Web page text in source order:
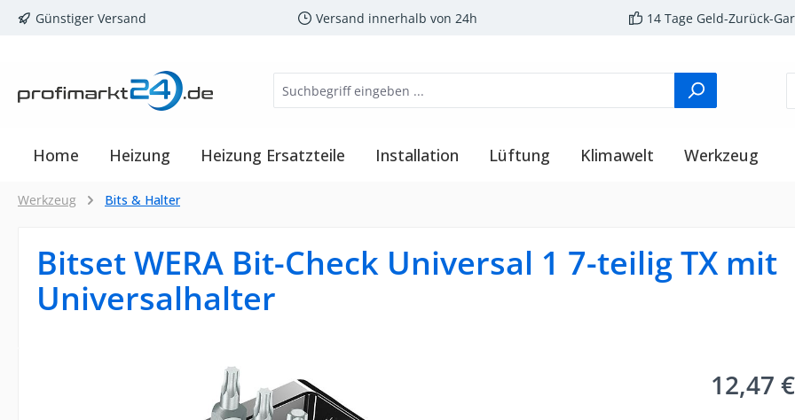
Hauptinhalt springen
Zur Suche springen
Zur Hauptnavigation springen
Günstiger Versand Versand innerhalb von 24h 14 Tage Geld-Zurück-
Home Heizung Heizung Ersatzteile Installation Lüftung Klimawelt Werkzeug
Werkzeug Bits & Halter
Bitset WERA Bit-Check Universal 1 7-teilig TX mit
Universalhalter
12,47